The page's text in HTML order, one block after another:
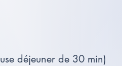
déjeuner de 30 min)